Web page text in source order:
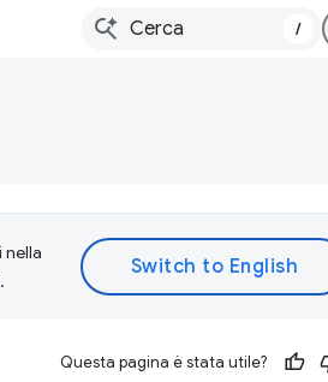
/
nella
Questa pagina è stata utile?